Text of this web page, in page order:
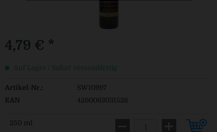
4,79 € *
Auf Lager / Sofort versandfertig
Artikel-Nr.:
SW10997
EAN
4260063031526
250 ml